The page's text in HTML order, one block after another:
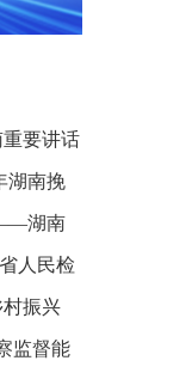
要讲话
湖南挽
湖南
罪10起
人民检
活动
振兴
委”干
监督能